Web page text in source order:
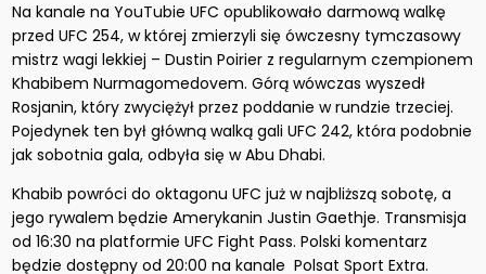
Na kanale na YouTubie UFC opublikowało darmową walkę
przed UFC 254, w której zmierzyli się ówczesny tymczasowy
mistrz wagi lekkiej – Dustin Poirier z regularnym czempionem
Khabibem Nurmagomedovem. Górą wówczas wyszedł
Rosjanin, który zwyciężył przez poddanie w rundzie trzeciej.
Pojedynek ten był główną walką gali UFC 242, która podobnie
jak sobotnia gala, odbyła się w Abu Dhabi.
Khabib powróci do oktagonu UFC już w najbliższą sobotę, a
jego rywalem będzie Amerykanin Justin Gaethje. Transmisja
od 16:30 na platformie UFC Fight Pass. Polski komentarz
będzie dostępny od 20:00 na kanale Polsat Sport Extra.